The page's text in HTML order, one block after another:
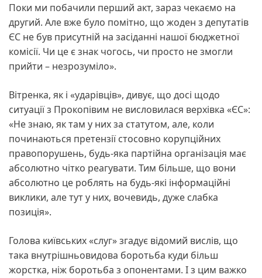
Поки ми побачили перший акт, зараз чекаємо на
другий. Але вже було помітно, що жоден з депутатів
ЄС не був присутній на засіданні нашої бюджетної
комісії. Чи це є знак чогось, чи просто не змогли
прийти – незрозуміло».
Вітренка, як і «ударівців», дивує, що досі щодо
ситуації з Прокопівим не висловилася верхівка «ЄС»:
«Не знаю, як там у них за статутом, але, коли
починаються претензії стосовно корупційних
правопорушень, будь-яка партійна організація має
абсолютно чітко реагувати. Тим більше, що вони
абсолютно це роблять на будь-які інформаційні
виклики, але тут у них, вочевидь, дуже слабка
позиція».
Голова київських «слуг» згадує відомий вислів, що
така внутрішньовидова боротьба куди більш
жорстка, ніж боротьба з опонентами. І з цим важко